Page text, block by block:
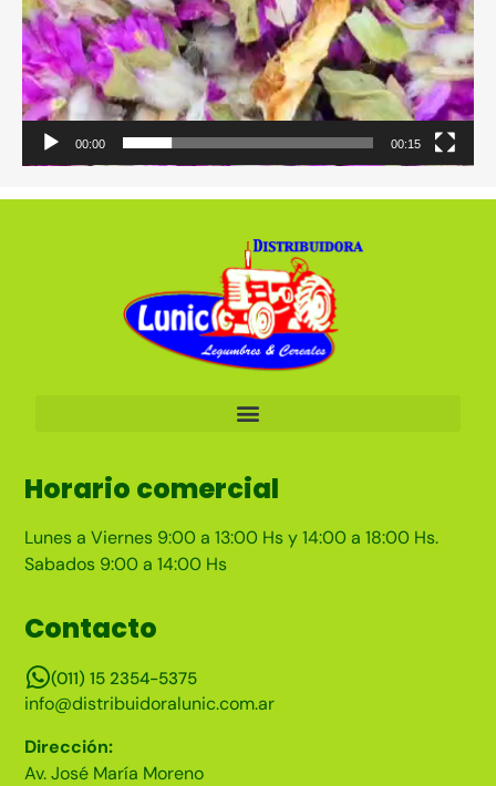
00:00 00:15
Horario comercial
Lunes a Viernes 9:00 a 13:00 Hs y 14:00 a 18:00 Hs.
Sabados 9:00 a 14:00 Hs
Contacto
(011) 15 2354-5375
info@distribuidoralunic.com.ar
Dirección:
Av. José María Moreno